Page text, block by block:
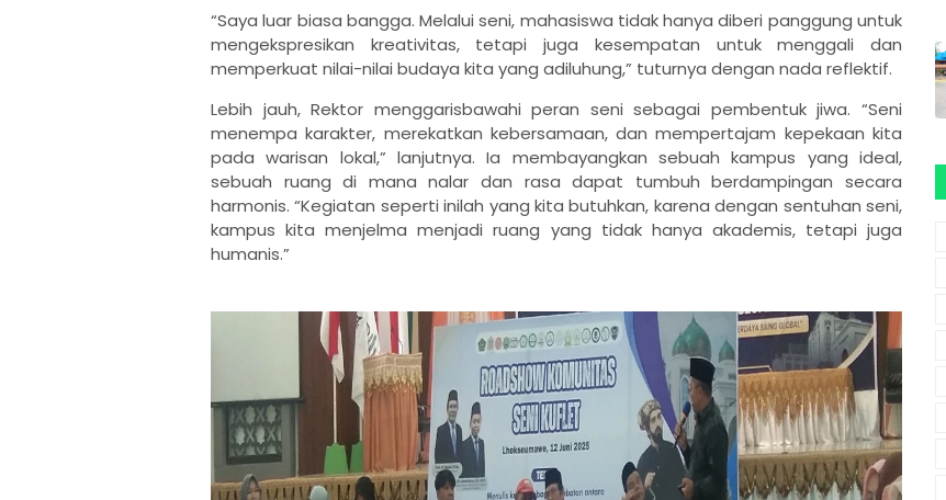
“Saya luar biasa bangga. Melalui seni, mahasiswa tidak hanya diberi panggung untuk
mengekspresikan kreativitas, tetapi juga kesempatan untuk menggali dan
memperkuat nilai-nilai budaya kita yang adiluhung,” tuturnya dengan nada reflektif.
Lebih jauh, Rektor menggarisbawahi peran seni sebagai pembentuk jiwa. “Seni
menempa karakter, merekatkan kebersamaan, dan mempertajam kepekaan kita
pada warisan lokal,” lanjutnya. Ia membayangkan sebuah kampus yang ideal,
sebuah ruang di mana nalar dan rasa dapat tumbuh berdampingan secara
harmonis. “Kegiatan seperti inilah yang kita butuhkan, karena dengan sentuhan seni,
kampus kita menjelma menjadi ruang yang tidak hanya akademis, tetapi juga
humanis.”